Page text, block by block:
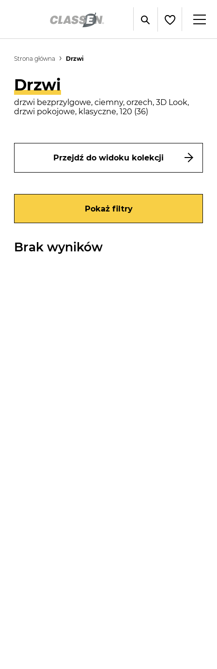
Strona główna Drzwi
Drzwi
drzwi bezprzylgowe, ciemny, orzech, 3D Look,
drzwi pokojowe, klasyczne, 120 (36)
Przejdź do widoku kolekcji
Pokaż filtry
Brak wyników